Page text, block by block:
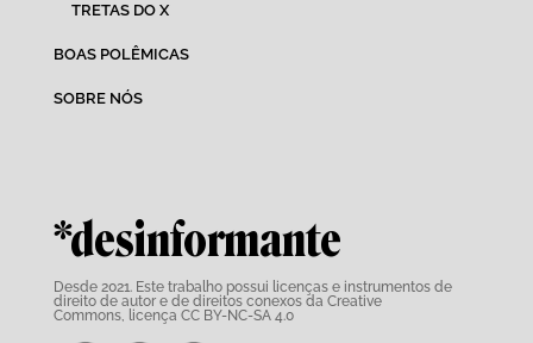
TRETAS DO X
BOAS POLÊMICAS
SOBRE NÓS
*desinformante
Desde 2021. Este trabalho possui licenças e instrumentos de
direito de autor e de direitos conexos da Creative
Commons,
licença CC BY-NC-SA 4.0